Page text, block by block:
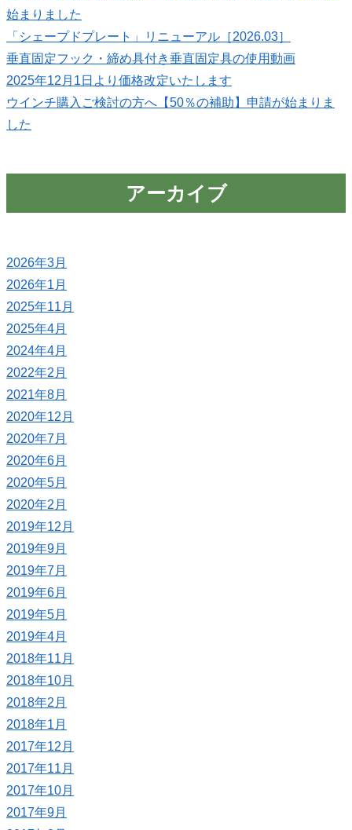
始まりました
「シェープドプレート」リニューアル［2026.03］
垂直固定フック・締め具付き垂直固定具の使用動画
2025年12月1日より価格改定いたします
ウインチ購入ご検討の方へ【50％の補助】申請が始まりま
した
アーカイブ
2026年3月
2026年1月
2025年11月
2025年4月
2024年4月
2022年2月
2021年8月
2020年12月
2020年7月
2020年6月
2020年5月
2020年2月
2019年12月
2019年9月
2019年7月
2019年6月
2019年5月
2019年4月
2018年11月
2018年10月
2018年2月
2018年1月
2017年12月
2017年11月
2017年10月
2017年9月